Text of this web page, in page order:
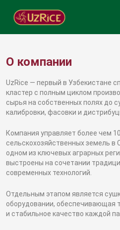
О компании
UzRice — первый в Узбекистане
кластер с полным циклом
сырья на собственных полях до
калибровки, фасовки и
Компания управляет более чем
сельскохозяйственных земель
одном из ключевых аграрных
выстроены на сочетании
современных технологий.
Отдельным этапом является
оборудовании, обеспечивающая
и стабильное качество каждой